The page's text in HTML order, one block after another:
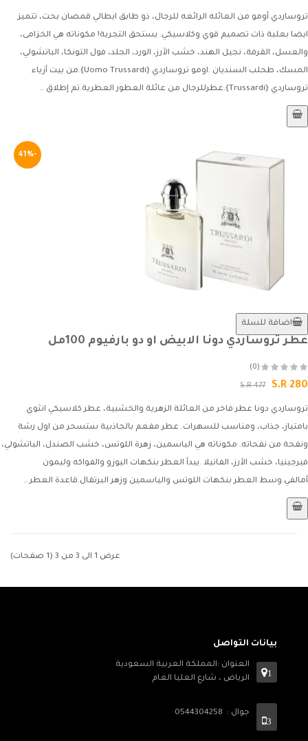
تروساردي أومو من العائله الرائعه للرجال، ذو طابق ايطالي قمصان بحت، تتميز
ايضا بعلبة ذات تصميم قوي وكلاسيكي. يستحق التجربة! مكوناته هي الخزامى،
والعسل، القرفة، نجيل الهند، خشب الأرز، الورد، الجلد، فول التونكا، الباتشولي،
المسك، طحلب السنديان .اومو تروساردي {Uomo Trussardi}.من بيت أزياء
تروساردي {Trussardi}.عطرللرجال من عائلة العطور العطرية.تم إطلاق ..
-41%
اضافة للسلة
عطر تروساردي دونا الابيض او دو بارفيوم 100مل
(0)
S.R 280
S.R 477
تروساردي دونا عطر فاخر من العائلة الزهرية والخشبية، عطر كلاسيكي انثوي
بامتياز، جذاب، ومناسب للسهرات. عطر مفعم بالجاذبية ستسحر من اول رشة
ونفحة من نفحاته. مكوناته هي الياسمين، زهرة اللوتس، خشب الصندل، الباتشولي،
فيرجينيا، خشب الأرز، الفانيلا .يبدأ العطر بنكهات اليوزو والفواكه وليمون
أمالفي.وسط العطر بنكهات اللوتس والياسمين وزهر البرتقال.قاعدة العطر ..
عرض 1 الى 3 من 3 (1 صفحات)
بيانات التواصل
1
العنوان :المملكة العربية السعودية
الرياض ، شارع العليا العام
3
جوال : 0544304258